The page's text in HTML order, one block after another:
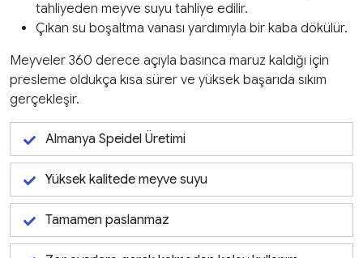
tahliyeden meyve suyu tahliye edilir.
Çıkan su boşaltma vanası yardımıyla bir kaba dökülür.
Meyveler 360 derece açıyla basınca maruz kaldığı için
presleme oldukça kısa sürer ve yüksek başarıda sıkım
gerçekleşir.
Almanya Speidel Üretimi
Yüksek kalitede meyve suyu
Tamamen paslanmaz